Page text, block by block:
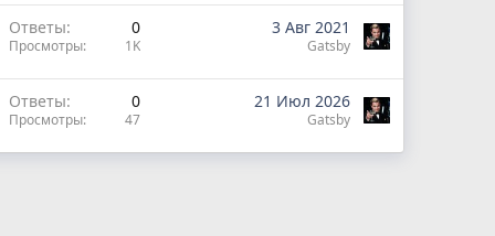
Ответы 0
Просмотры 1K
3 Авг 2021
Gatsby
Ответы 0
Просмотры 47
21 Июл 2026
Gatsby